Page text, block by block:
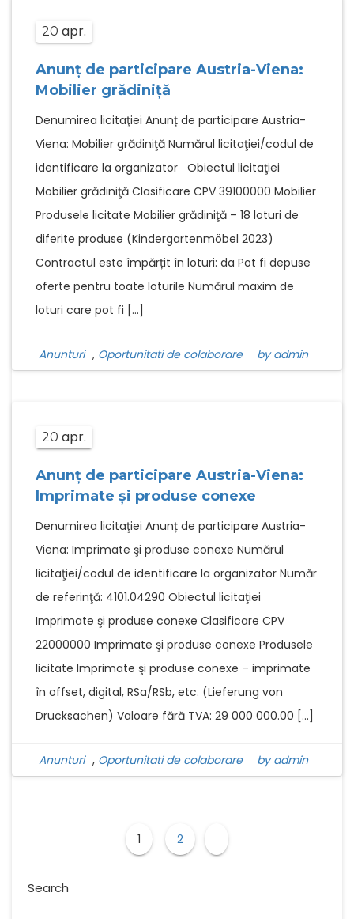
20 apr.
Anunț de participare Austria-Viena:
Mobilier grădiniţă
Denumirea licitaţiei Anunț de participare Austria-
Viena: Mobilier grădiniţă Numărul licitaţiei/codul de
identificare la organizator Obiectul licitaţiei
Mobilier grădiniţă Clasificare CPV 39100000 Mobilier
Produsele licitate Mobilier grădiniţă – 18 loturi de
diferite produse (Kindergartenmöbel 2023)
Contractul este împărțit în loturi: da Pot fi depuse
oferte pentru toate loturile Numărul maxim de
loturi care pot fi […]
Anunturi , Oportunitati de colaborare by admin
20 apr.
Anunț de participare Austria-Viena:
Imprimate şi produse conexe
Denumirea licitaţiei Anunț de participare Austria-
Viena: Imprimate şi produse conexe Numărul
licitaţiei/codul de identificare la organizator Număr
de referinţă: 4101.04290 Obiectul licitaţiei
Imprimate şi produse conexe Clasificare CPV
22000000 Imprimate şi produse conexe Produsele
licitate Imprimate şi produse conexe – imprimate
în offset, digital, RSa/RSb, etc. (Lieferung von
Drucksachen) Valoare fără TVA: 29 000 000.00 […]
Anunturi , Oportunitati de colaborare by admin
1 2
Search